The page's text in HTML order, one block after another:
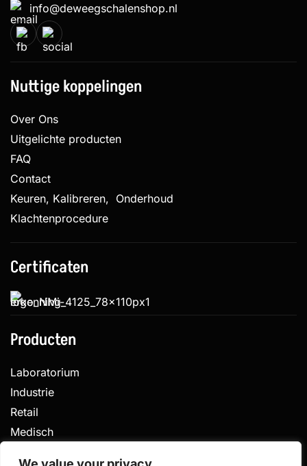
info@deweegschalenshop.nl
Nuttige koppelingen
Over Ons
Uitgelichte producten
FAQ
Contact
Keuren, Kalibreren, Onderhoud
Klachtenprocedure
Certificaten
Producten
Laboratorium
Industrie
Retail
Medisch